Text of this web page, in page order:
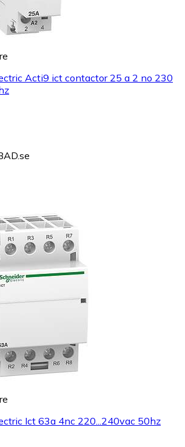
Acti9 ict contactor 25 a 2 no 230
Ict 63a 4nc 220...240vac 50hz